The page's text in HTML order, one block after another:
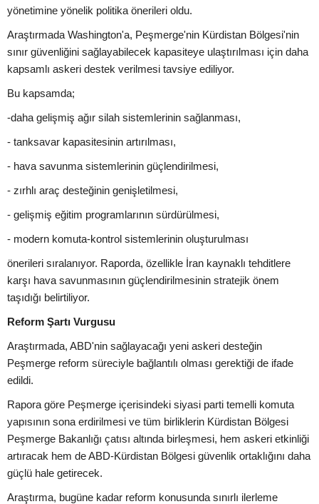
yönetimine yönelik politika önerileri oldu.
Araştırmada Washington'a, Peşmerge'nin Kürdistan Bölgesi'nin
sınır güvenliğini sağlayabilecek kapasiteye ulaştırılması için daha
kapsamlı askeri destek verilmesi tavsiye ediliyor.
Bu kapsamda;
-daha gelişmiş ağır silah sistemlerinin sağlanması,
- tanksavar kapasitesinin artırılması,
- hava savunma sistemlerinin güçlendirilmesi,
- zırhlı araç desteğinin genişletilmesi,
- gelişmiş eğitim programlarının sürdürülmesi,
- modern komuta-kontrol sistemlerinin oluşturulması
önerileri sıralanıyor. Raporda, özellikle İran kaynaklı tehditlere
karşı hava savunmasının güçlendirilmesinin stratejik önem
taşıdığı belirtiliyor.
Reform Şartı Vurgusu
Araştırmada, ABD'nin sağlayacağı yeni askeri desteğin
Peşmerge reform süreciyle bağlantılı olması gerektiği de ifade
edildi.
Rapora göre Peşmerge içerisindeki siyasi parti temelli komuta
yapısının sona erdirilmesi ve tüm birliklerin Kürdistan Bölgesi
Peşmerge Bakanlığı çatısı altında birleşmesi, hem askeri etkinliği
artıracak hem de ABD-Kürdistan Bölgesi güvenlik ortaklığını daha
güçlü hale getirecek.
Araştırma, bugüne kadar reform konusunda sınırlı ilerleme